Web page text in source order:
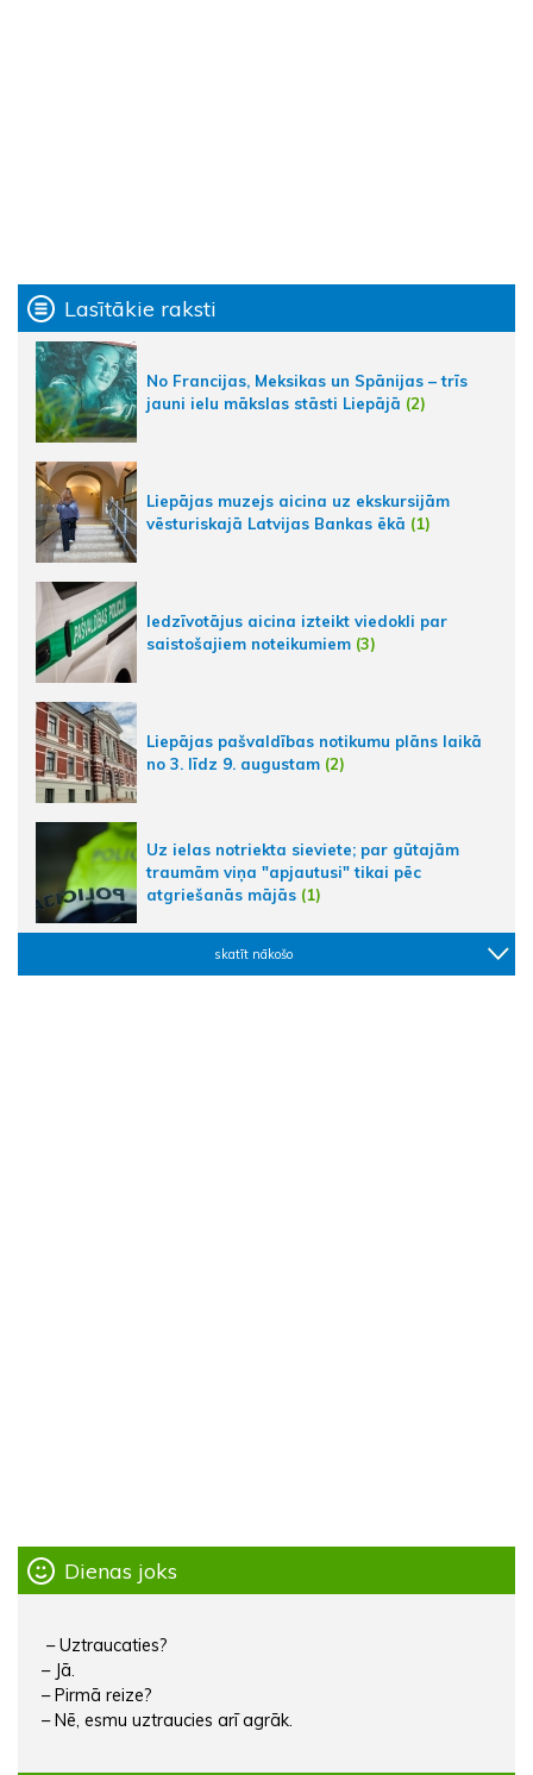
Lasītākie raksti
No Francijas, Meksikas un Spānijas – trīs
jauni ielu mākslas stāsti Liepājā (2)
Liepājas muzejs aicina uz ekskursijām
vēsturiskajā Latvijas Bankas ēkā (1)
Iedzīvotājus aicina izteikt viedokli par
saistošajiem noteikumiem (3)
Liepājas pašvaldības notikumu plāns laikā
no 3. līdz 9. augustam (2)
Uz ielas notriekta sieviete; par gūtajām
traumām viņa "apjautusi" tikai pēc
atgriešanās mājās (1)
skatīt nākošo
Dienas joks
– Uztraucaties?
– Jā.
– Pirmā reize?
– Nē, esmu uztraucies arī agrāk.